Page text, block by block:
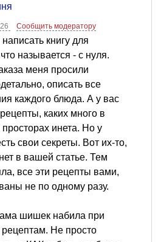
Сообщить модератору
книгу для
называется - с нуля.
меня просили
описать все
каждого блюда. А у вас
каких много в
инета. Но у
свои секреты. Вот их-то,
в вашей статье. Тем
все эти рецепты вами,
не по одному разу.
шишек набила при
рецептам. Не просто